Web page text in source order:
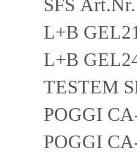
SFS
L+B
L+B
TESTEM
POGGI
POGGI